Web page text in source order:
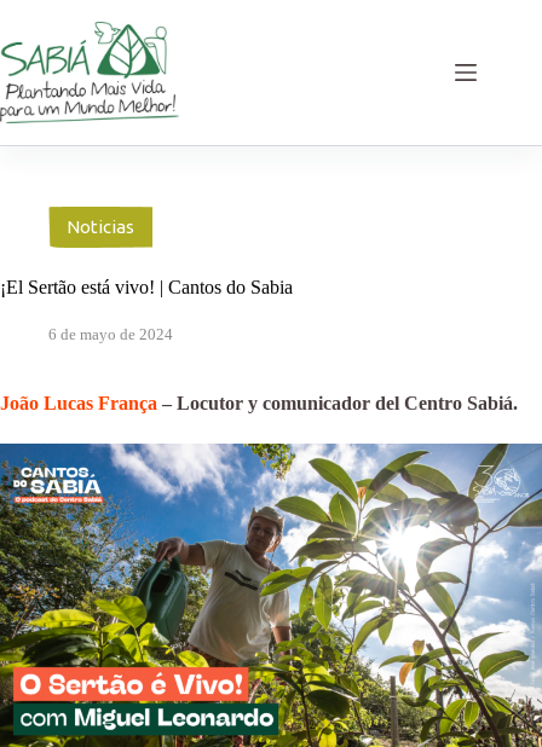
contenido
Noticias
¡El Sertão está vivo! | Cantos do Sabia
6 de mayo de 2024
João Lucas França – Locutor y comunicador del Centro Sabiá.